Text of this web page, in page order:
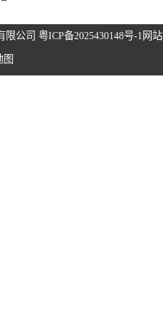
限公司 粤ICP备2025430148号-1 网站
图